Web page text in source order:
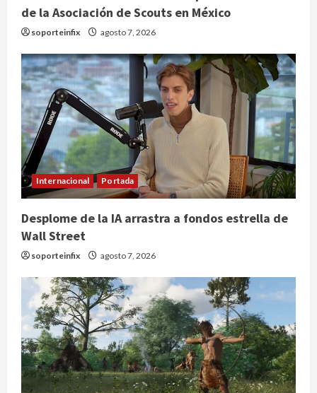
de la Asociación de Scouts en México
soporteinfix agosto 7, 2026
Internacional Portada
Desplome de la IA arrastra a fondos estrella de
Wall Street
soporteinfix agosto 7, 2026